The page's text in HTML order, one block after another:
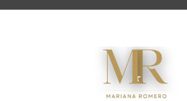
entre nuevos inversionistas. Recuerda
bien informado antes de tomar
importantes relacionadas con